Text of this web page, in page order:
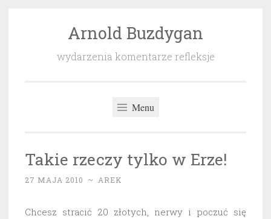
Arnold Buzdygan
wydarzenia komentarze refleksje
Menu
Takie rzeczy tylko w Erze!
27 MAJA 2010 ~ AREK
Chcesz stracić 20 złotych, nerwy i poczuć się